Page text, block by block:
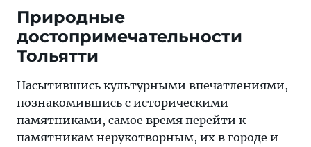
Природные
достопримечательности
Тольятти
Насытившись культурными впечатлениями,
познакомившись с историческими
памятниками, самое время перейти к
памятникам нерукотворным, их в городе и